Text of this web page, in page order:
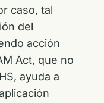
caso, tal
del
acción
Act, que no
ayuda a